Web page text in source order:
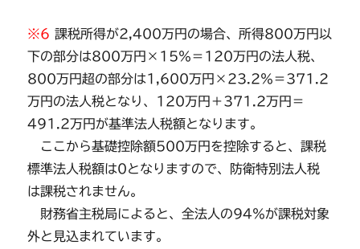
※6 課税所得が2,400万円の場合、所得800万円以
下の部分は800万円×15％＝120万円の法人税、
800万円超の部分は1,600万円×23.2％＝371.2
万円の法人税となり、120万円＋371.2万円＝
491.2万円が基準法人税額となります。
ここから基礎控除額500万円を控除すると、課税
標準法人税額は0となりますので、防衛特別法人税
は課税されません。
財務省主税局によると、全法人の94％が課税対象
外と見込まれています。